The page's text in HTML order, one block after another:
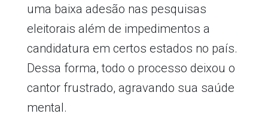
uma baixa adesão nas pesquisas
eleitorais além de impedimentos a
candidatura em certos estados no país.
Dessa forma, todo o processo deixou o
cantor frustrado, agravando sua saúde
mental.